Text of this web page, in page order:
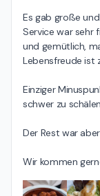
Es gab große
Service war sehr
und gemütlich,
Lebensfreude ist
Einziger
schwer zu
Der Rest war
Wir kommen